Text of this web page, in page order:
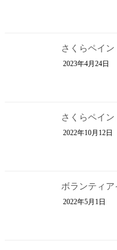
さくらペイ
2023年4月24日
さくらペイ
2022年10月12日
ボランティア
2022年5月1日